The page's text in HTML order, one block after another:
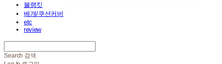
블랭킷
베개/쿠션커버
etc
review
Search 검색